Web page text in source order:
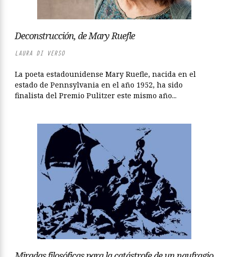
Deconstrucción, de Mary Ruefle
LAURA DI VERSO
La poeta estadounidense Mary Ruefle, nacida en el
estado de Pennsylvania en el año 1952, ha sido
finalista del Premio Pulitzer este mismo año...